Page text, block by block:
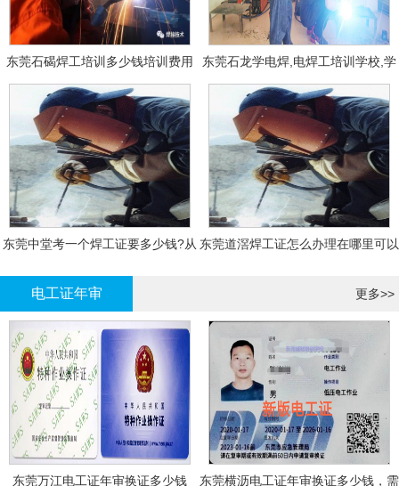
东莞石碣焊工培训多少钱培训费用
东莞石龙学电焊,电焊工培训学校,学
费多少钱?
东莞中堂考一个焊工证要多少钱?从 东莞道滘焊工证怎么办理在哪里可以
电工证年审 更多>>
东莞万江电工证年审换证多少钱
东莞横沥电工证年审换证多少钱，需